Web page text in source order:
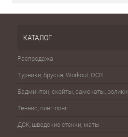
КАТАЛОГ
Распродажа
Турники, брусья, Workout, OCR
Бадминтон, скейты, самокаты, ролики
Теннис, пинг-понг
ДСК, шведские стенки, маты